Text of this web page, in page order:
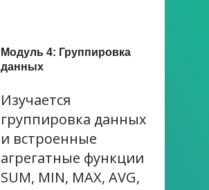
Модуль 4: Группировка
данных
Изучается
группировка данных
и встроенные
агрегатные функции
SUM, MIN, MAX, AVG,